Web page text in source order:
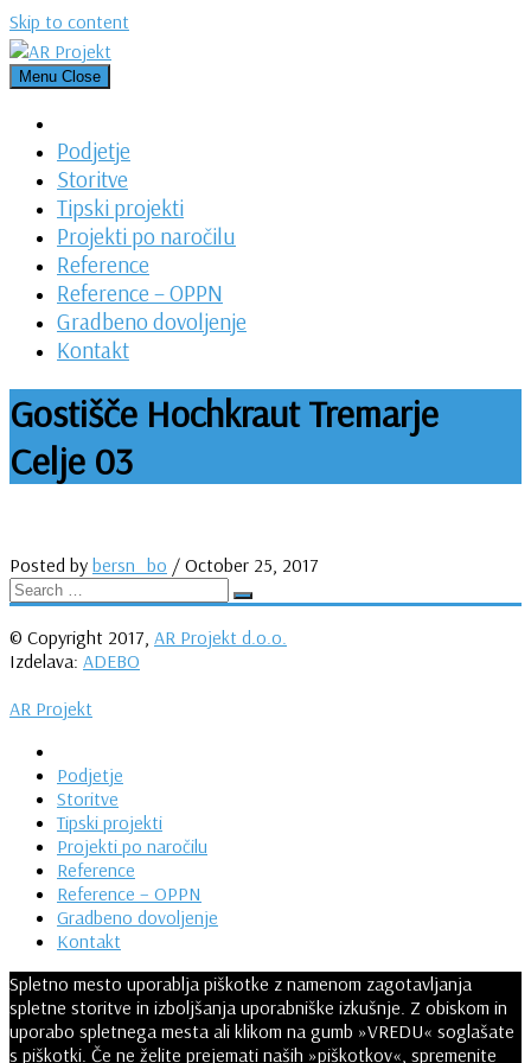
Skip to content
Menu Close
Podjetje
Storitve
Tipski projekti
Projekti po naročilu
Reference
Reference – OPPN
Gradbeno dovoljenje
Kontakt
Gostišče Hochkraut Tremarje
Celje 03
Posted by bersn_bo / October 25, 2017
© Copyright 2017, AR Projekt d.o.o.
Izdelava: ADEBO
AR Projekt
Podjetje
Storitve
Tipski projekti
Projekti po naročilu
Reference
Reference – OPPN
Gradbeno dovoljenje
Kontakt
Spletno mesto uporablja piškotke z namenom zagotavljanja
spletne storitve in izboljšanja uporabniške izkušnje. Z obiskom in
uporabo spletnega mesta ali klikom na gumb »VREDU« soglašate
s piškotki. Če ne želite prejemati naših »piškotkov«, spremenite